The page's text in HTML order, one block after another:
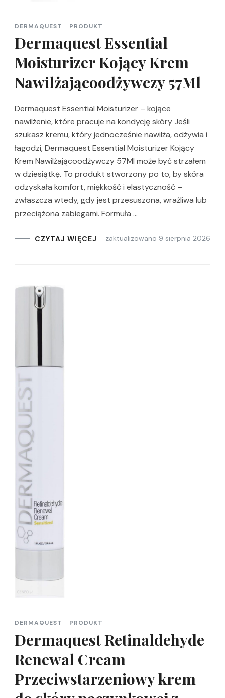
DERMAQUEST PRODUKT
Dermaquest Essential
Moisturizer Kojący Krem
Nawilżającoodżywczy 57Ml
Dermaquest Essential Moisturizer – kojące
nawilżenie, które pracuje na kondycję skóry Jeśli
szukasz kremu, który jednocześnie nawilża, odżywia i
łagodzi, Dermaquest Essential Moisturizer Kojący
Krem Nawilżającoodżywczy 57Ml może być strzałem
w dziesiątkę. To produkt stworzony po to, by skóra
odzyskała komfort, miękkość i elastyczność –
zwłaszcza wtedy, gdy jest przesuszona, wrażliwa lub
przeciążona zabiegami. Formuła …
CZYTAJ WIĘCEJ zaktualizowano 9 sierpnia 2026
DERMAQUEST PRODUKT
Dermaquest Retinaldehyde
Renewal Cream
Przeciwstarzeniowy krem